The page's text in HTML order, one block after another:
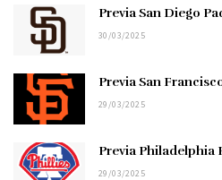
Previa San Diego
30/03/2025
Previa San
29/03/2025
Previa Philadelphia
29/03/2025